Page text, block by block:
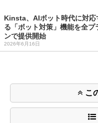
Kinsta、AIボット時代に対応
る「ボット対策」機能を全プ
ンで提供開始
2026年6月16日
こ